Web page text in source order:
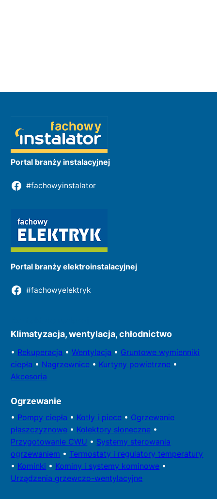
Portal branży instalacyjnej
#fachowyinstalator
Portal branży elektroinstalacyjnej
#fachowyelektryk
Klimatyzacja, wentylacja, chłodnictwo
• Rekuperacja •Wentylacja • Gruntowe wymienniki
ciepła • Nagrzewnice • Kurtyny powietrzne •
Akcesoria
Ogrzewanie
• Pompy ciepła • Kotły i piece • Ogrzewanie
płaszczyznowe • Kolektory słoneczne •
Przygotowanie CWU • Systemy sterowania
ogrzewaniem • Termostaty i regulatory temperatury
• Kominki • Kominy i systemy kominowe •
Urządzenia grzewczo-wentylacyjne